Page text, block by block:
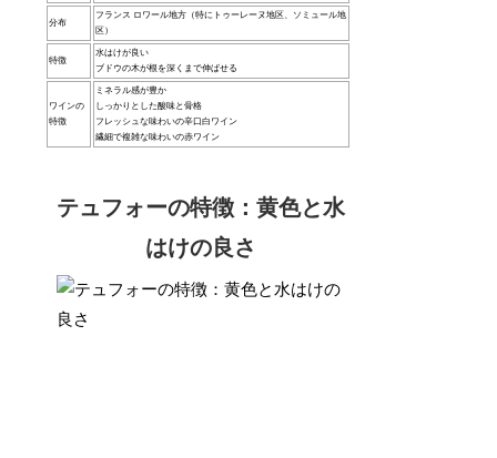
分布
フランス ロワール地方（特にトゥーレーヌ地区、ソミュール地
区）
特徴
水はけが良い
ブドウの木が根を深くまで伸ばせる
ワインの
特徴
ミネラル感が豊か
しっかりとした酸味と骨格
フレッシュな味わいの辛口白ワイン
繊細で複雑な味わいの赤ワイン
テュフォーの特徴：黄色と水
はけの良さ